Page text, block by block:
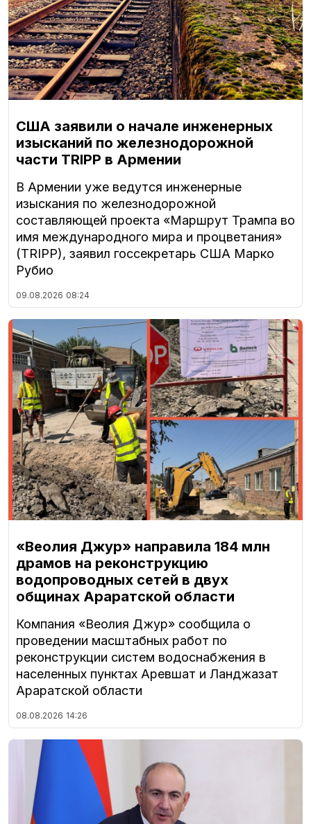
США заявили о начале инженерных
изысканий по железнодорожной
части TRIPP в Армении
В Армении уже ведутся инженерные
изыскания по железнодорожной
составляющей проекта «Маршрут Трампа во
имя международного мира и процветания»
(TRIPP), заявил госсекретарь США Марко
Рубио
09.08.2026 08:24
«Веолия Джур» направила 184 млн
драмов на реконструкцию
водопроводных сетей в двух
общинах Араратской области
Компания «Веолия Джур» сообщила о
проведении масштабных работ по
реконструкции систем водоснабжения в
населенных пунктах Аревшат и Ланджазат
Араратской области
08.08.2026 14:26